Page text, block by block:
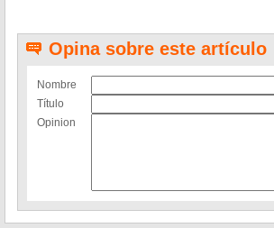
Opina sobre este artículo
Nombre
Título
Opinion